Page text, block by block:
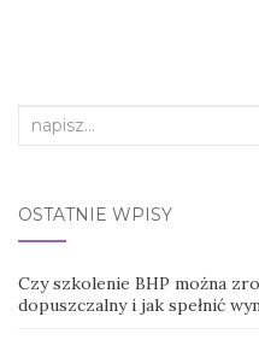
Search
OSTATNIE WPISY
Czy szkolenie BHP można
dopuszczalny i jak spełnić